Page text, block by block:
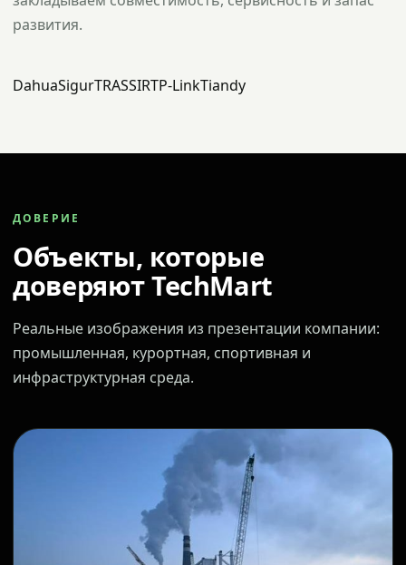
развития.
DahuaSigurTRASSIRTP-LinkTiandy
ДОВЕРИЕ
Объекты, которые
доверяют TechMart
Реальные изображения из презентации компании:
промышленная, курортная, спортивная и
инфраструктурная среда.